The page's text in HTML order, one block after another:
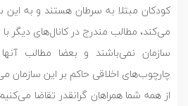
كودكان مبتلا به سرطان هستند و به این
می‌کند، مطالب مندرج در کانال‌های دیگر
سازمان نمی‌باشند و بعضا مطالب
چارچوب‌هاى اخلاقى حاکم بر این سازمان
از همه شما همراهان گرانقدر تقاضا